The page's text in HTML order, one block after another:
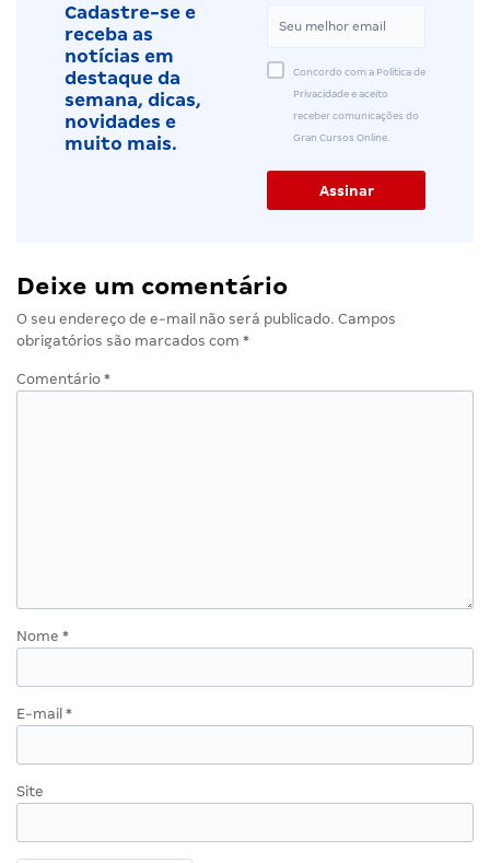
Cadastre-se e
receba as
notícias em
destaque da
semana, dicas,
novidades e
muito mais.
Concordo com a Política de
Privacidade e aceito
receber comunicações do
Gran Cursos Online.
Deixe um comentário
O seu endereço de e-mail não será publicado. Campos
obrigatórios são marcados com *
Comentário *
Nome *
E-mail *
Site